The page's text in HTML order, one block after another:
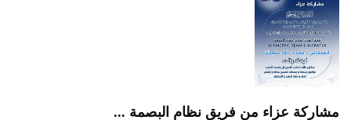
مشاركة عزاء من فريق نظام البصمة ...